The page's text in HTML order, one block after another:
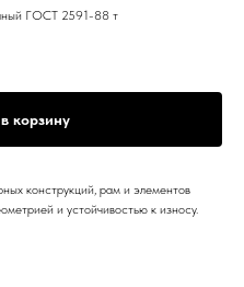
ГОСТ 2591-88 т
корзину
конструкций, рам и элементов
и устойчивостью к износу.